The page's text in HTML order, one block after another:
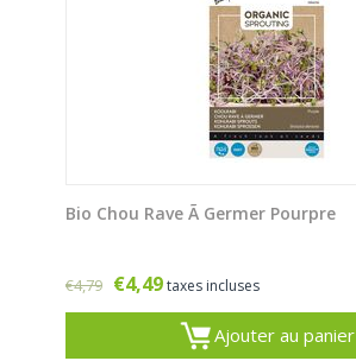
Bio Chou Rave Ã Germer Pourpre
€4,79 €4,49taxes incluses
Ajouter au panier